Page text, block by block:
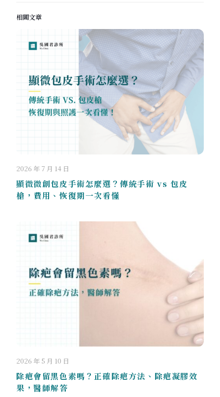
相關文章
2026 年 7 月 14 日
顯微微創包皮手術怎麼選？傳統手術 vs 包皮
槍，費用、恢復期一次看懂
2026 年 5 月 10 日
除疤會留黑色素嗎？正確除疤方法、除疤凝膠效
果，醫師解答